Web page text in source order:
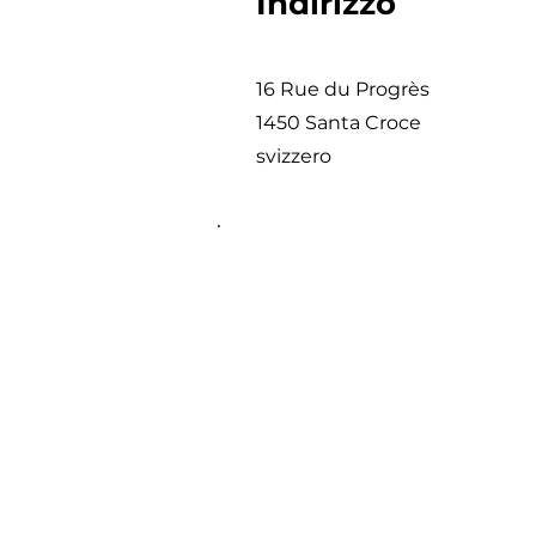
16 Rue du Progrès
1450 Santa Croce
svizzero